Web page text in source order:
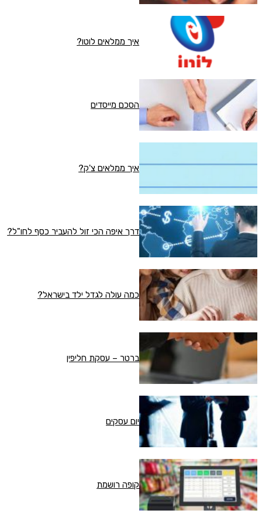
איך ממלאים לוטו?
הסכם מייסדים
איך ממלאים צ'ק?
דרך איפה הכי זול להעביר כסף לחו"ל?
כמה עולה לגדל ילד בישראל?
ברטר – עסקת חליפין
יום עסקים
קופה רושמת